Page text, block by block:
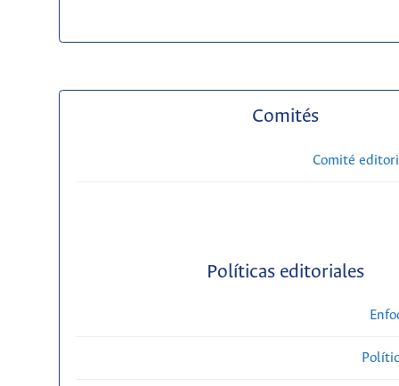
Comités
Comité
Políticas editoriales